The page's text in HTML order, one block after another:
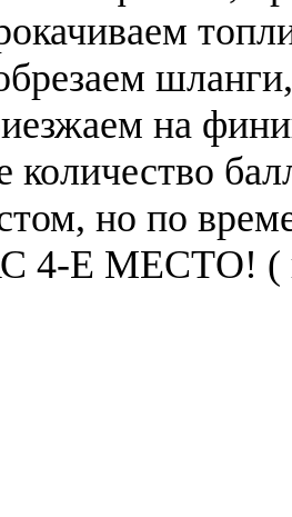
на
количество
но по
4-Е МЕСТО! (